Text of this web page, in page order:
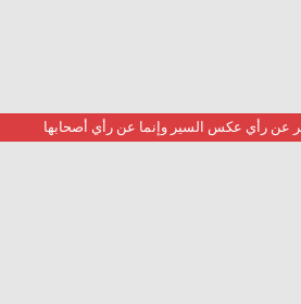
عن رأي عكس السير وإنما عن رأي أصحابها